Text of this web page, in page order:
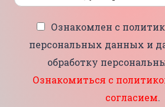
Ознакомлен с
персональных данных и
обработку
Ознакомиться с
согласием.